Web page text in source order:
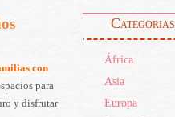
Categorias
África
Asia
Europa
con
para
y disfrutar